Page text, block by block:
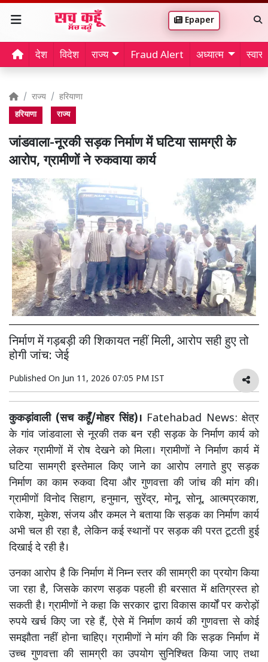
Epaper
देश विदेश राज्य Fraud Alert अध्यात्म
राज्य हरियाणा
हरियाणा राज्य
जांडवाला-नूरकी सड़क निर्माण में घटिया सामग्री के
आरोप, ग्रामीणों ने रुकवाया कार्य
निर्माण में गड़बड़ी की शिकायत नहीं मिली, आरोप सही हुए तो
होगी जांच: जेई
Published On Jun 11, 2026 07:05 PM IST
कुकड़ांवाली (सच कहूँ/मोहर सिंह)। Fatehabad News: क्षेत्र
के गांव जांडवाला से नूरकी तक बन रही सड़क के निर्माण कार्य को
लेकर ग्रामीणों में रोष देखने को मिला। ग्रामीणों ने निर्माण कार्य में
घटिया सामग्री इस्तेमाल किए जाने का आरोप लगाते हुए सड़क
निर्माण का काम रुकवा दिया और गुणवत्ता की जांच की मांग की।
ग्रामीणों विनोद सिहाग, हनुमान, सुरेंद्र, मोनू, सोनू, आत्मप्रकाश,
राकेश, मुकेश, संजय और कमल ने बताया कि सड़क का निर्माण कार्य
अभी चल ही रहा है, लेकिन कई स्थानों पर सड़क की परत टूटती हुई
दिखाई दे रही है।
उनका आरोप है कि निर्माण में निम्न स्तर की सामग्री का प्रयोग किया
जा रहा है, जिसके कारण सड़क पहली ही बरसात में क्षतिग्रस्त हो
सकती है। ग्रामीणों ने कहा कि सरकार द्वारा विकास कार्यों पर करोड़ों
रुपये खर्च किए जा रहे हैं, ऐसे में निर्माण कार्य की गुणवत्ता से कोई
समझौता नहीं होना चाहिए। ग्रामीणों ने मांग की कि सड़क निर्माण में
उच्च गुणवत्ता की सामग्री का उपयोग सुनिश्चित किया जाए तथा